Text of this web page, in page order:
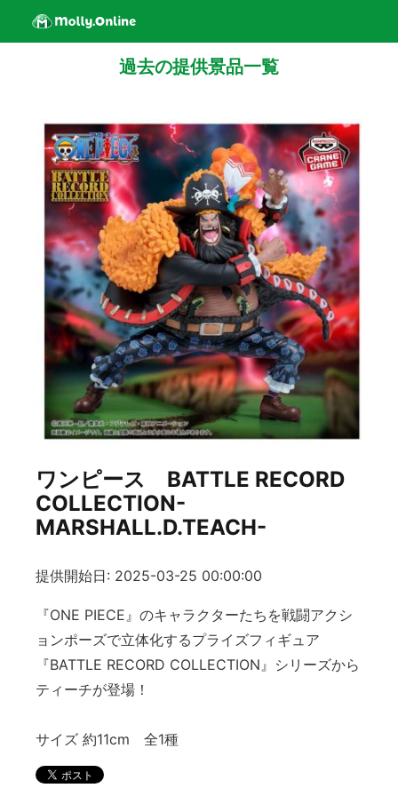
過去の提供景品一覧
ワンピース BATTLE RECORD
COLLECTION-
MARSHALL.D.TEACH-
提供開始日: 2025-03-25 00:00:00
『ONE PIECE』のキャラクターたちを戦闘アクシ
ョンポーズで立体化するプライズフィギュア
『BATTLE RECORD COLLECTION』シリーズから
ティーチが登場！
サイズ 約11cm 全1種